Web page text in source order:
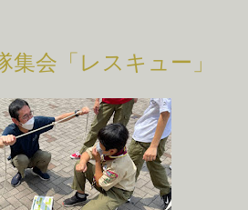
集会「レスキュー」